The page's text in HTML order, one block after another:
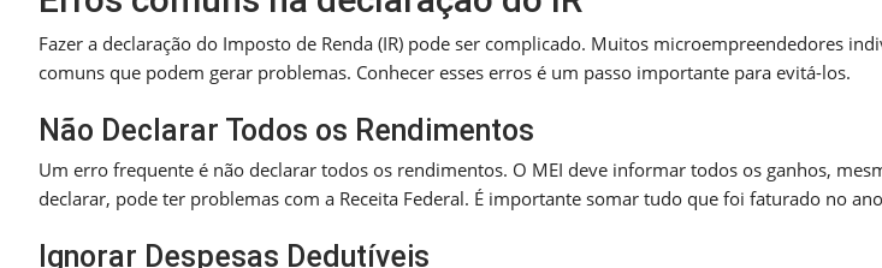
Fazer a declaração do Imposto de Renda (IR) pode ser complicado. Muitos microempreendedores
comuns que podem gerar problemas. Conhecer esses erros é um passo importante para evitá-los.
Não Declarar Todos os Rendimentos
Um erro frequente é não declarar todos os rendimentos. O MEI deve informar todos os ganhos,
declarar, pode ter problemas com a Receita Federal. É importante somar tudo que foi faturado no
Ignorar Despesas Dedutíveis